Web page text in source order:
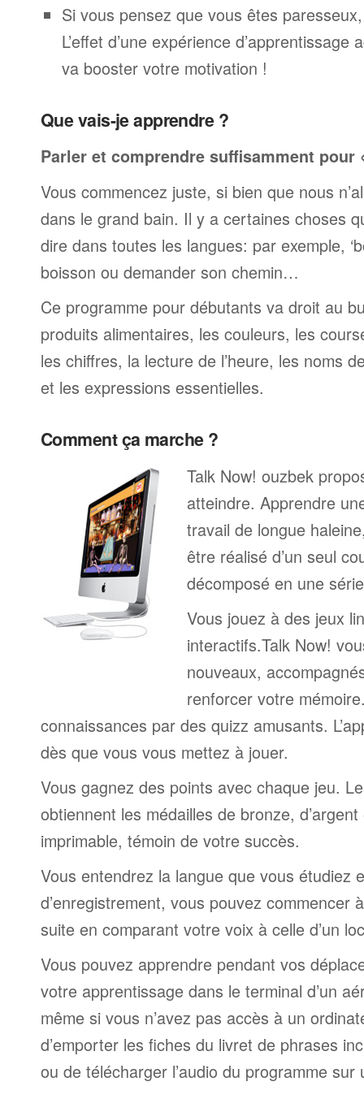
Si vous pensez que vous êtes
L’effet d’une expérience
va booster votre motivation !
Que vais-je apprendre ?
Parler et comprendre suffisamment pour
Vous commencez juste, si bien que nous
dans le grand bain. Il y a certaines choses
dire dans toutes les langues: par exemple,
boisson ou demander son chemin…
Ce programme pour débutants va droit au
produits alimentaires, les couleurs, les
les chiffres, la lecture de l’heure, les noms
et les expressions essentielles.
Comment ça marche ?
Talk Now! ouzbek
atteindre. Apprendre
travail de longue
être réalisé d’un seul
décomposé en une
Vous jouez à des jeux
interactifs.Talk Now!
nouveaux,
renforcer votre
connaissances par des quizz amusants.
dès que vous vous mettez à jouer.
Vous gagnez des points avec chaque jeu.
obtiennent les médailles de bronze,
imprimable, témoin de votre succès.
Vous entendrez la langue que vous étudiez
d’enregistrement, vous pouvez commencer
suite en comparant votre voix à celle d’un
Vous pouvez apprendre pendant vos
votre apprentissage dans le terminal d’un
même si vous n’avez pas accès à un
d’emporter les fiches du livret de phrases
ou de télécharger l’audio du programme sur